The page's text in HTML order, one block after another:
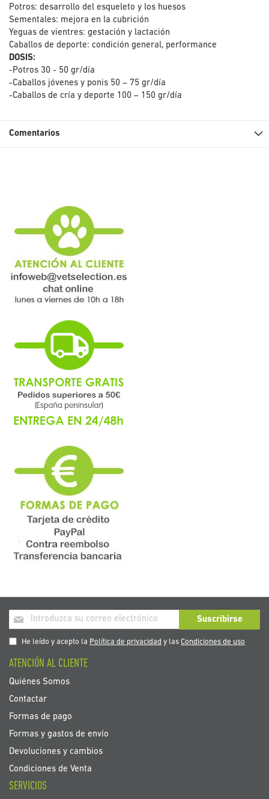
Potros: desarrollo del esqueleto y los huesos
Sementales: mejora en la cubrición
Yeguas de vientres: gestación y lactación
Caballos de deporte: condición general, performance
DOSIS:
-Potros 30 - 50 gr/día
-Caballos jóvenes y ponis 50 – 75 gr/día
-Caballos de cría y deporte 100 – 150 gr/día
Comentarios
Inscríbase
a
nuestro
de
noticias:
Suscribirse
He leído y acepto la Política de privacidad y lasCondiciones de uso
ATENCIÓN AL CLIENTE
Quiénes Somos
Contactar
Formas de pago
Formas y gastos de envío
Devoluciones y cambios
Condiciones de Venta
SERVICIOS